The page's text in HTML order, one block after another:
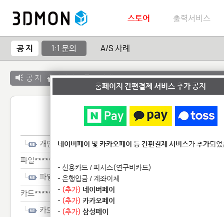
스토어 출력서비스
공 지 1:1 문의 A/S 사례
공 지 : 출력서비스 종료 안내
1:1 문
개인*************
파일******
파일******
카드***********************************
카드***********************************
홈페이지 간편결제 서비스 추가 공지
네이버페이 및 카카오페이 등간편결제 서비스가추가되
- 신용카드 / 피시스(연구비카드)
- 은행입금 / 계좌이체
- (추가) 네이버페이
- (추가) 카카오페이
- (추가) 삼성페이